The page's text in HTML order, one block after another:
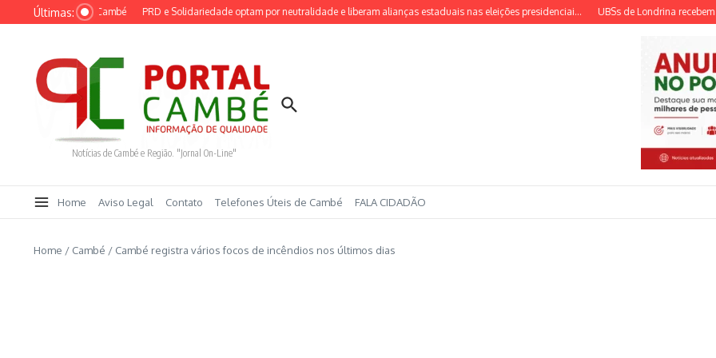
Ir para o conteúdo
Últimas:
a youtuber em Cambé PRD e Solidariedade optam por neutralidade e liberam alianças estaduais nas eleições presidenciai... UBSs de Londrina recebem
Notícias de Cambé e Região. "Jornal On-Line"
Home Aviso Legal Contato Telefones Úteis de Cambé FALA CIDADÃO
Home / Cambé / Cambé registra vários focos de incêndios nos últimos dias